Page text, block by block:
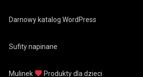
Darnowy katalog WordPress
Sufity napinane
Mulinek Produkty dla dzieci